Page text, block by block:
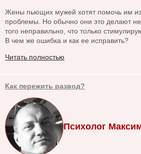
Жены пьющих мужей хотят помочь им
проблемы. Но обычно они это делают
того неправильно, что только
В чем же ошибка и как ее исправить?
Читать полностью
Как пережить развод?
Психолог